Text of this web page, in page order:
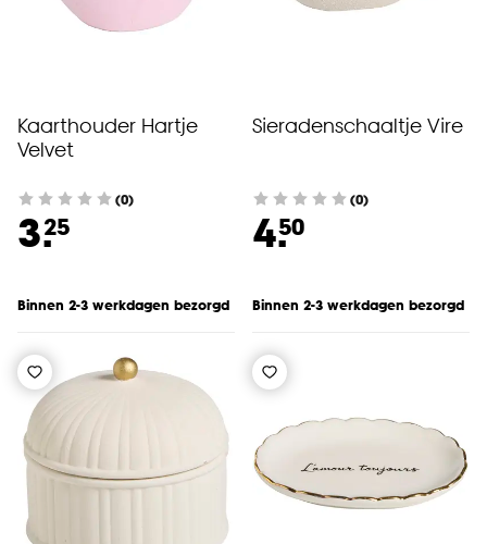
Kaarthouder Hartje
Velvet
(0)
3.25
Binnen 2-3 werkdagen bezorgd
Sieradenschaaltje Vire
(0)
4.50
Binnen 2-3 werkdagen bezorgd